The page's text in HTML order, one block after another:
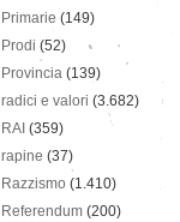
Primarie (149)
Prodi (52)
Provincia (139)
radici e valori (3.682)
RAI (359)
rapine (37)
Razzismo (1.410)
Referendum (200)